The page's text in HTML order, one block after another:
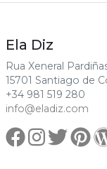
Ela Diz
Rua Xeneral
15701 Santiago de
+34 981 519 280
info@eladiz.com